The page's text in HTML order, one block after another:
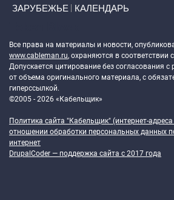
ЗАРУБЕЖЬЕ КАЛЕНДАРЬ
Все права на материалы и новости,
www.cableman.ru, охраняются в соответствии
Допускается цитирование без согласования с
от объема оригинального материала, с
гиперссылкой.
©2005 - 2026 «Кабельщик»
Политика сайта "Кабельщик" (интернет-адреса
отношении обработки персональных данных
интернет
DrupalCoder — поддержка сайта c 2017 года